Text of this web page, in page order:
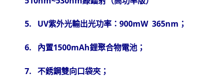
5. UV紫外光輸出光功率： 900mW 365nm ；
6. 內置1500mAh鋰聚合物電池；
7. 不銹鋼雙向口袋夾；